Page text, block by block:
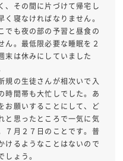
、その間に片づけて帰宅し
寝なければなりません。
でも夜の部の予習と昼食の
ん。最低限必要な睡眠を２
末は休みにしていました
規の生徒さんが相次いで入
時間帯も大忙しでした。あ
お願いすることにして、ど
と思ったところで一気に気
７月２７日のことです。普
けるようなことはないので
ょう。